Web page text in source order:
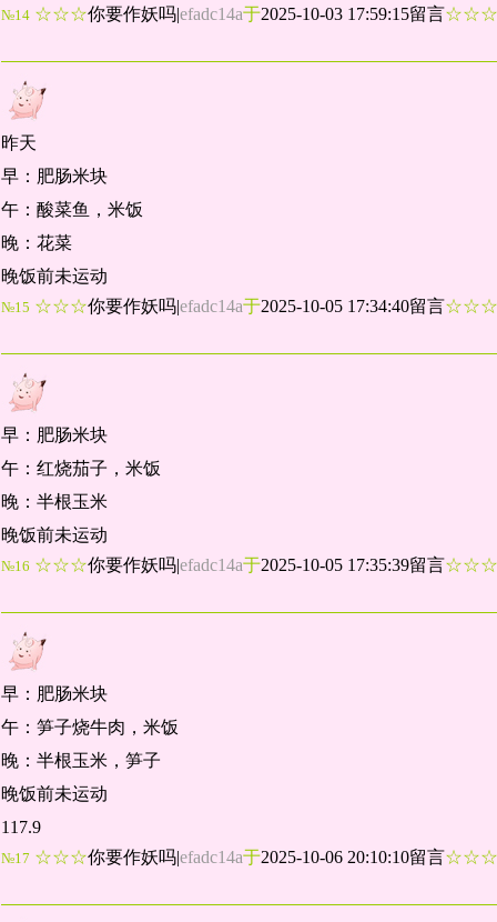
№14 ☆☆☆你要作妖吗|efadc14a于2025-10-03 17:59:15留言
昨天
早：肥肠米块
午：酸菜鱼，米饭
晚：花菜
晚饭前未运动
№15 ☆☆☆你要作妖吗|efadc14a于2025-10-05 17:34:40留言
早：肥肠米块
午：红烧茄子，米饭
晚：半根玉米
晚饭前未运动
№16 ☆☆☆你要作妖吗|efadc14a于2025-10-05 17:35:39留言
早：肥肠米块
午：笋子烧牛肉，米饭
晚：半根玉米，笋子
晚饭前未运动
117.9
№17 ☆☆☆你要作妖吗|efadc14a于2025-10-06 20:10:10留言